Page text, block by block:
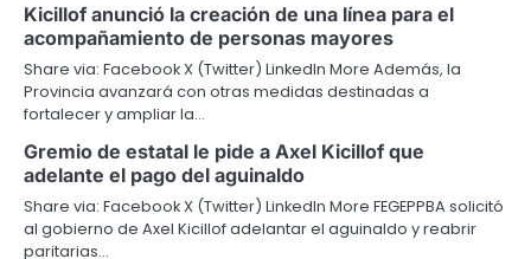
Kicillof anunció la creación de una línea para el
acompañamiento de personas mayores
Share via: Facebook X (Twitter) LinkedIn More Además, la
Provincia avanzará con otras medidas destinadas a
fortalecer y ampliar la…
Gremio de estatal le pide a Axel Kicillof que
adelante el pago del aguinaldo
Share via: Facebook X (Twitter) LinkedIn More FEGEPPBA solicitó
al gobierno de Axel Kicillof adelantar el aguinaldo y reabrir
paritarias…